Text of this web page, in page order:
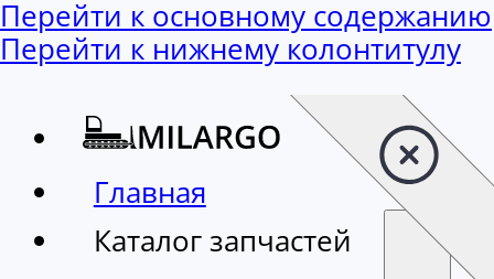
Перейти к основному содержанию
Перейти к нижнему колонтитулу
Главная
Каталог запчастей